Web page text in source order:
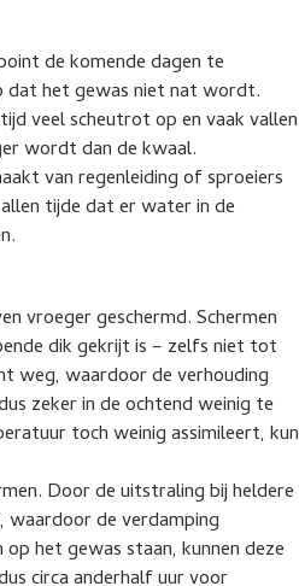
de komende dagen te
dat het gewas niet nat wordt.
veel scheutrot op en vaak vallen
wordt dan de kwaal.
van regenleiding of sproeiers
tijde dat er water in de
vroeger geschermd. Schermen
dik gekrijt is – zelfs niet tot
weg, waardoor de verhouding
zeker in de ochtend weinig te
toch weinig assimileert, kun
Door de uitstraling bij heldere
de verdamping
het gewas staan, kunnen deze